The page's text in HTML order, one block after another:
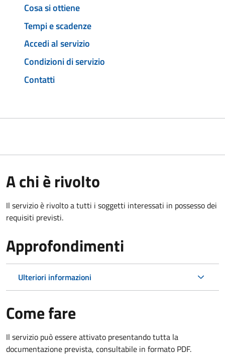
Cosa si ottiene
Tempi e scadenze
Accedi al servizio
Condizioni di servizio
Contatti
A chi è rivolto
Il servizio è rivolto a tutti i soggetti interessati in possesso dei
requisiti previsti.
Approfondimenti
Ulteriori informazioni
Come fare
Il servizio può essere attivato presentando tutta la
documentazione prevista, consultabile in formato PDF.